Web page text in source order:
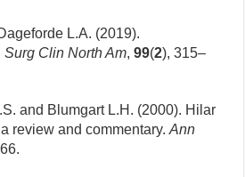
L.A. (2019).
Surg Clin North Am,99(2), 315–
and Blumgart L.H. (2000). Hilar
review and commentary.Ann